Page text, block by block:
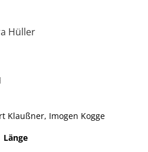
Hüller
Klaußner, Imogen Kogge
Länge